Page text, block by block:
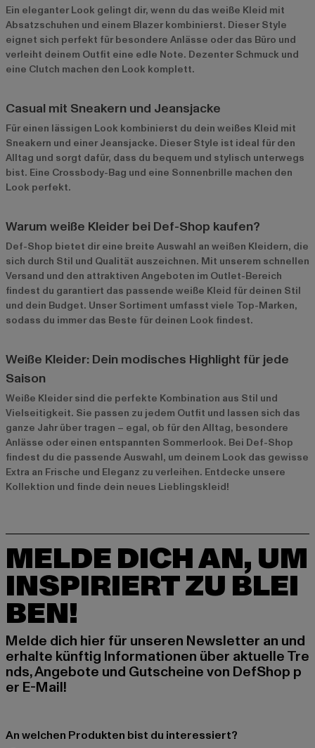
Ein eleganter Look gelingt dir, wenn du das weiße Kleid mit
Absatzschuhen und einem Blazer kombinierst. Dieser Style
eignet sich perfekt für besondere Anlässe oder das Büro und
verleiht deinem Outfit eine edle Note. Dezenter Schmuck und
eine Clutch machen den Look komplett.
Casual mit Sneakern und Jeansjacke
Für einen lässigen Look kombinierst du dein weißes Kleid mit
Sneakern und einer Jeansjacke. Dieser Style ist ideal für den
Alltag und sorgt dafür, dass du bequem und stylisch unterwegs
bist. Eine Crossbody-Bag und eine Sonnenbrille machen den
Look perfekt.
Warum weiße Kleider bei Def-Shop kaufen?
Def-Shop bietet dir eine breite Auswahl an weißen Kleidern, die
sich durch Stil und Qualität auszeichnen. Mit unserem schnellen
Versand und den attraktiven Angeboten im Outlet-Bereich
findest du garantiert das passende weiße Kleid für deinen Stil
und dein Budget. Unser Sortiment umfasst viele Top-Marken,
sodass du immer das Beste für deinen Look findest.
Weiße Kleider: Dein modisches Highlight für jede
Saison
Weiße Kleider sind die perfekte Kombination aus Stil und
Vielseitigkeit. Sie passen zu jedem Outfit und lassen sich das
ganze Jahr über tragen – egal, ob für den Alltag, besondere
Anlässe oder einen entspannten Sommerlook. Bei Def-Shop
findest du die passende Auswahl, um deinem Look das gewisse
Extra an Frische und Eleganz zu verleihen. Entdecke unsere
Kollektion und finde dein neues Lieblingskleid!
MELDE DICH AN, UM
INSPIRIERT ZU BLEI
BEN!
Melde dich hier für unseren Newsletter an und
erhalte künftig Informationen über aktuelle Tre
nds, Angebote und Gutscheine von DefShop p
er E-Mail!
An welchen Produkten bist du interessiert?